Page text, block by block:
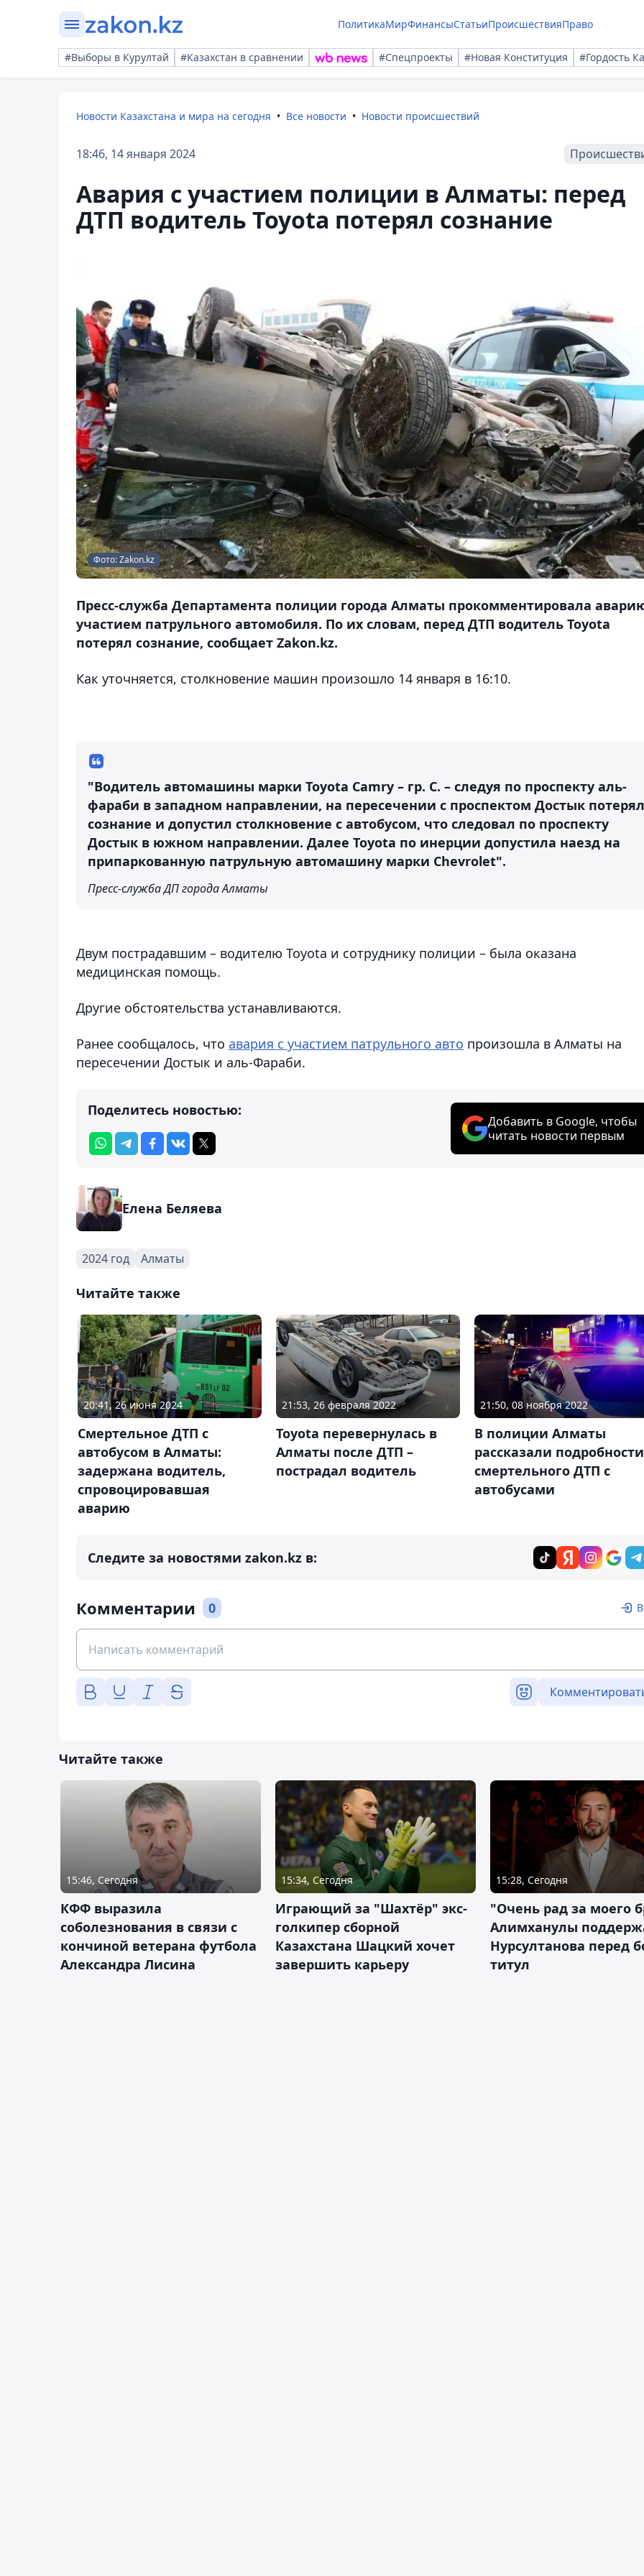
ПолитикаМирФинансыСтатьиПроисшествияПраво
#Выборы в Курултай #Казахстан в сравнении #Спецпроекты #Новая Конституция #Гордость
Новости Казахстана и мира на сегодня Все новости Новости происшествий
18:46, 14 января 2024
Авария с участием полиции в Алматы: перед
ДТП водитель Toyota потерял сознание
Фото: Zakon.kz
Пресс-служба Департамента полиции города Алматы прокомментировала
участием патрульного автомобиля. По их словам, перед ДТП водитель Toyota
потерял сознание, сообщает Zakon.kz.
Как уточняется, столкновение машин произошло 14 января в 16:10.
"Водитель автомашины марки Toyota Camry – гр. С. – следуя по проспекту аль-
фараби в западном направлении, на пересечении с проспектом Достык потерял
сознание и допустил столкновение с автобусом, что следовал по проспекту
Достык в южном направлении. Далее Toyota по инерции допустила наезд на
припаркованную патрульную автомашину марки Chevrolet".
Пресс-служба ДП города Алматы
Двум пострадавшим – водителю Toyota и сотруднику полиции – была оказана
медицинская помощь.
Другие обстоятельства устанавливаются.
Ранее сообщалось, что авария с участием патрульного авто произошла в Алматы на
пересечении Достык и аль-Фараби.
Поделитесь новостью:
Добавить в Google, чтобы
читать новости первым
Елена Беляева
2024 год Алматы
Читайте также
20:41, 26 июня 2024
Смертельное ДТП с
автобусом в Алматы:
задержана водитель,
спровоцировавшая
аварию
21:53, 26 февраля 2022
Toyota перевернулась в
Алматы после ДТП –
пострадал водитель
21:50, 08 ноября 2022
В полиции Алматы
рассказали подробности
смертельного ДТП с
автобусами
Следите за новостями zakon.kz в:
Комментарии 0
Читайте также
15:46, Сегодня
КФФ выразила
соболезнования в связи с
кончиной ветерана футбола
Александра Лисина
15:34, Сегодня
Играющий за "Шахтёр" экс-
голкипер сборной
Казахстана Шацкий хочет
завершить карьеру
15:28, Сегодня
"Очень рад за моего
Алимханулы
Нурсултанова перед
титул